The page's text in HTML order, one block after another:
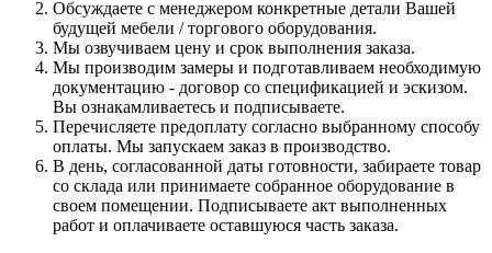
Обсуждаете с менеджером конкретные детали Вашей
будущей мебели / торгового оборудования.
Мы озвучиваем цену и срок выполнения заказа.
Мы производим замеры и подготавливаем необходимую
документацию - договор со спецификацией и эскизом.
Вы ознакамливаетесь и подписываете.
Перечисляете предоплату согласно выбранному способу
оплаты. Мы запускаем заказ в производство.
В день, согласованной даты готовности, забираете товар
со склада или принимаете собранное оборудование в
своем помещении. Подписываете акт выполненных
работ и оплачиваете оставшуюся часть заказа.